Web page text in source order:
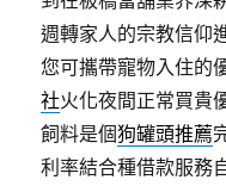
週轉家人的宗教信仰
您可攜帶寵物入住的
社火化夜間正常買貴
飼料是個狗罐頭推薦
利率結合種借款服務